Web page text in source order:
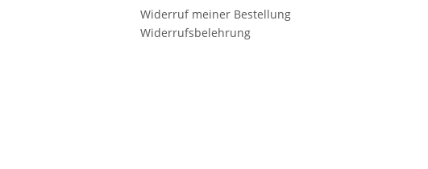
Widerruf meiner Bestellung
Widerrufsbelehrung